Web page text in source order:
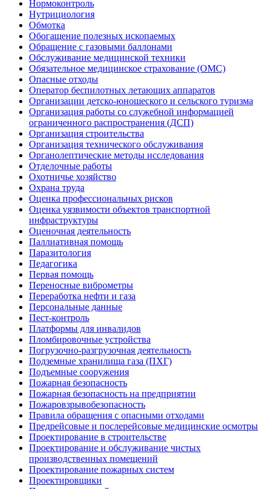
Нормоконтроль
Нутрициология
Обмотка
Обогащение полезных ископаемых
Обращение с газовыми баллонами
Обслуживание медицинской техники
Обязательное медицинское страхование (ОМС)
Опасные отходы
Оператор беспилотных летающих аппаратов
Организации детско-юношеского и сельского туризма
Организация работы со служебной информацией
ограниченного распространения (ДСП)
Организация строительства
Организация технического обслуживания
Органолептические методы исследования
Отделочные работы
Охотничье хозяйство
Охрана труда
Оценка профессиональных рисков
Оценка уязвимости объектов транспортной
инфраструктуры
Оценочная деятельность
Паллиативная помощь
Паразитология
Педагогика
Первая помощь
Переносные виброметры
Переработка нефти и газа
Персональные данные
Пест-контроль
Платформы для инвалидов
Пломбировочные устройства
Погрузочно-разгрузочная деятельность
Подземные хранилища газа (ПХГ)
Подъемные сооружения
Пожарная безопасность
Пожарная безопасность на предприятии
Пожаровзрывобезопасность
Правила обращения с опасными отходами
Предрейсовые и послерейсовые медицинские осмотры
Проектирование в строительстве
Проектирование и обслуживание чистых
производственных помещений
Проектирование пожарных систем
Проектировщики